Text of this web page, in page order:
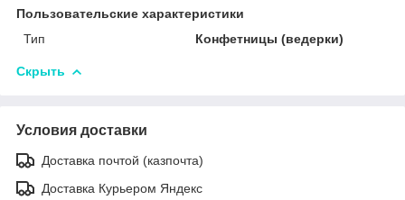
Пользовательские характеристики
Тип
Конфетницы (ведерки)
Скрыть
Условия доставки
Доставка почтой (казпочта)
Доставка Курьером Яндекс